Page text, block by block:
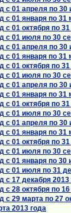
01 апреля по 30
01 января по 31
01 октября по 31
01 июля по 30
01 апреля по 30
01 января по 31
01 октября по 31
01 июля по 30
01 апреля по 30
01 января по 31
01 октября по 31
01 июля по 30
01 апреля по 30
01 января по 31
01 октября по 31
01 июля по 30
01 января по 30
01 июля по 31
17 декабря 2013
28 октября по 16
29 марта по 27
2013 года